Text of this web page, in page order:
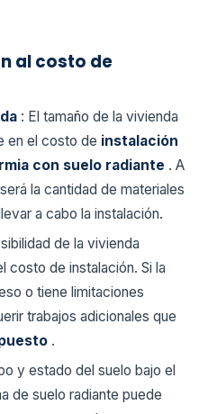
al costo de
: El tamaño de la vivienda
en el costo de instalación
con suelo radiante . A
la cantidad de materiales
a cabo la instalación.
de la vivienda
costo de instalación. Si la
o tiene limitaciones
trabajos adicionales que
.
y estado del suelo bajo el
de suelo radiante puede